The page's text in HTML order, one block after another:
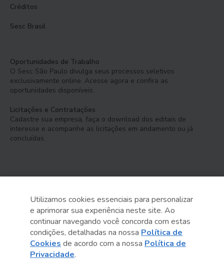
Créditos
Sesc Brasil
Oportunidades de Trabalho
O Sesc São Paulo divulga seus processos seletivos
exclusivamente online. Acesse agora e confira as
oportunidades disponíveis.
Licitações e Contratações
Cadastre sua empresa, faça o download dos editais de
interesse e acompanhe as licitações em andamento ou já
concluídas.
Serviço Social do Comércio
Administração Regional no Estado de São Paulo
Sesc São Paulo por aí:
Utilizamos cookies essenciais para personalizar
e aprimorar sua experiência neste site. Ao
continuar navegando você concorda com estas
condições, detalhadas na nossa Política de
Cookies de acordo com a nossa Política de
Privacidade.